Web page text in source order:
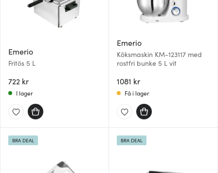
Emerio
Fritös 5 L
722 kr
I lager
Emerio
Köksmaskin KM-123117 med
rostfri bunke 5 L vit
1081 kr
Få i lager
BRA DEAL BRA DEAL